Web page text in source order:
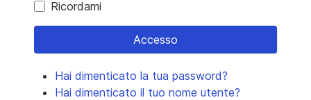
Ricordami
Accesso
Hai dimenticato la tua password?
Hai dimenticato il tuo nome utente?